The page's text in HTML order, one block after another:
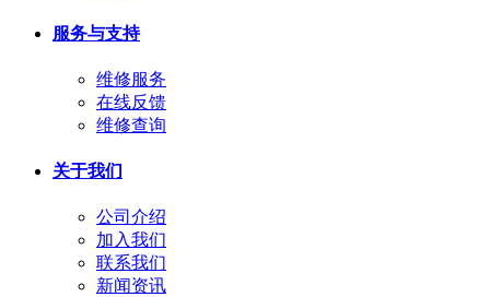
服务与支持
维修服务
在线反馈
维修查询
关于我们
公司介绍
加入我们
联系我们
新闻资讯